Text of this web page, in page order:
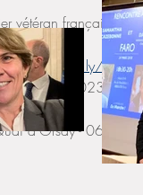
vétéran français du
: https://cutt.ly/
1er juillet 2023
d'Orsay - 06/07/